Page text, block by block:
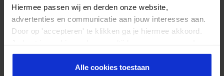
Hiermee passen wij en derden onze website,
advertenties en communicatie aan jouw interesses aan.
Door op 'accepteren' te klikken ga je hiermee akkoord.
er meer over in onsprivacy beleid.
Alle cookies toestaan